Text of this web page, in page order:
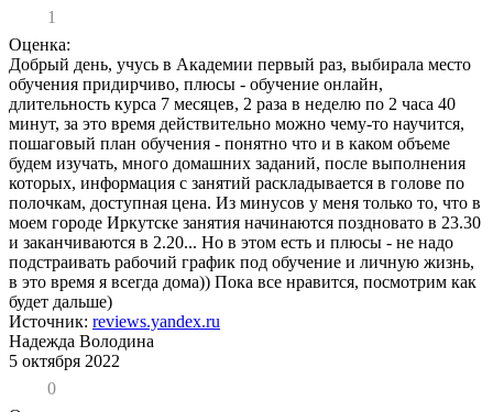
1
Оценка:
Добрый день, учусь в Академии первый раз, выбирала место
обучения придирчиво, плюсы - обучение онлайн,
длительность курса 7 месяцев, 2 раза в неделю по 2 часа 40
минут, за это время действительно можно чему-то научится,
пошаговый план обучения - понятно что и в каком объеме
будем изучать, много домашних заданий, после выполнения
которых, информация с занятий раскладывается в голове по
полочкам, доступная цена. Из минусов у меня только то, что в
моем городе Иркутске занятия начинаются поздновато в 23.30
и заканчиваются в 2.20... Но в этом есть и плюсы - не надо
подстраивать рабочий график под обучение и личную жизнь,
в это время я всегда дома)) Пока все нравится, посмотрим как
будет дальше)
Источник: reviews.yandex.ru
Надежда Володина
5 октября 2022
0